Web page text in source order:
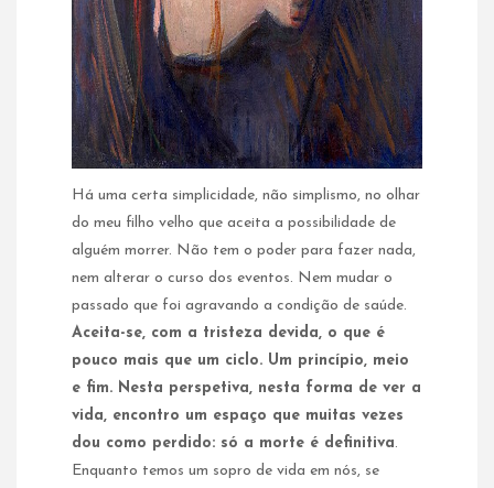
Há uma certa simplicidade, não simplismo, no olhar
do meu filho velho que aceita a possibilidade de
alguém morrer. Não tem o poder para fazer nada,
nem alterar o curso dos eventos. Nem mudar o
passado que foi agravando a condição de saúde.
Aceita-se, com a tristeza devida, o que é
pouco mais que um ciclo. Um princípio, meio
e fim. Nesta perspetiva, nesta forma de ver a
vida, encontro um espaço que muitas vezes
dou como perdido: só a morte é definitiva.
Enquanto temos um sopro de vida em nós, se